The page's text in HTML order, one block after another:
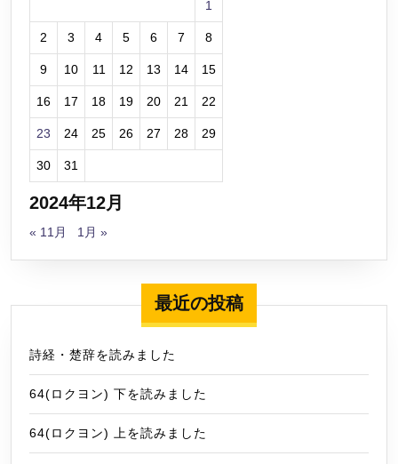
2024年12月
1
2 3 4 5 6 7 8
9 10 11 12 13 14 15
16 17 18 19 20 21 22
23 24 25 26 27 28 29
30 31
« 11月 1月 »
最近の投稿
詩経・楚辞を読みました
64(ロクヨン) 下を読みました
64(ロクヨン) 上を読みました